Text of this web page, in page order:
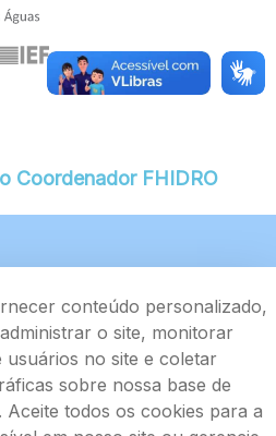
Coordenador FHIDRO
conteúdo personalizado,
o site, monitorar
usuários no site e coletar
sobre nossa base de
todos os cookies para a